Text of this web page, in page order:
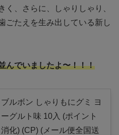
く、さらに、しゃりしゃり、
ごたえを生み出している新し
んでいましたよ〜！！！
ブルボン しゃりもにグミ ヨ
ーグルト味 10入 (ポイント
消化) (CP) (メール便全国送